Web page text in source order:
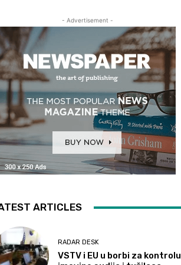
- Advertisement -
ARTICLES
RADAR DESK
VSTV i EU u borbi za kontrolu